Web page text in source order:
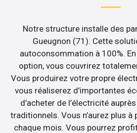
Notre structure installe des
Gueugnon (71). Cette
autoconsommation à 100%.
option, vous couvrirez
Vous produirez votre propre
vous réaliserez d’importantes
d’acheter de l’électricité
traditionnels. Vous n’aurez plus
chaque mois. Vous pourrez